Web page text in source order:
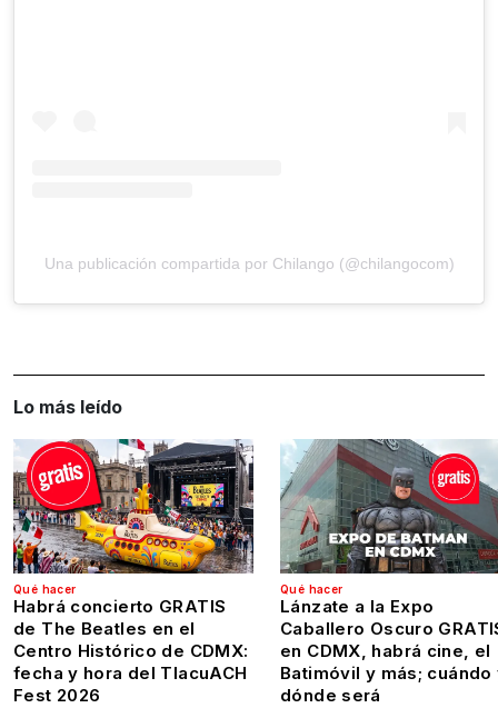
Una publicación compartida por Chilango (@chilangocom)
Lo más leído
Qué hacer
Habrá concierto GRATIS
de The Beatles en el
Centro Histórico de CDMX:
fecha y hora del TlacuACH
Fest 2026
Qué hacer
Lánzate a la Expo
Caballero Oscuro
en CDMX, habrá cine, el
Batimóvil y más; cuándo
dónde será